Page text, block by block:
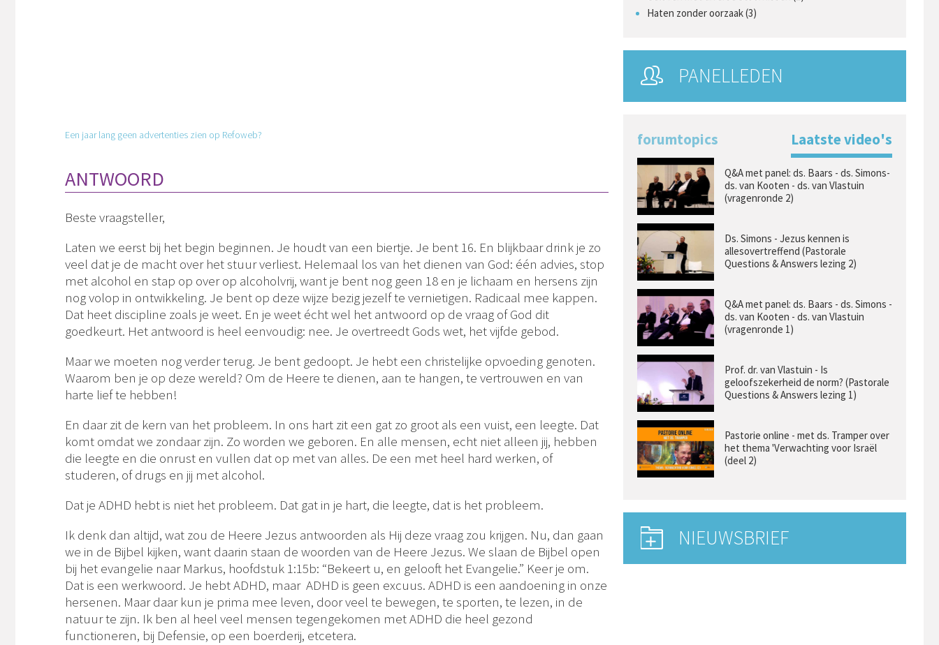
Een jaar lang geen advertenties zien op Refoweb?
ANTWOORD
Beste vraagsteller,
Laten we eerst bij het begin beginnen. Je houdt van een biertje. Je bent 16. En blijkbaar drink je zo
veel dat je de macht over het stuur verliest. Helemaal los van het dienen van God: één advies, stop
met alcohol en stap op over op alcoholvrij, want je bent nog geen 18 en je lichaam en hersens zijn
nog volop in ontwikkeling. Je bent op deze wijze bezig jezelf te vernietigen. Radicaal mee kappen.
Dat heet discipline zoals je weet. En je weet écht wel het antwoord op de vraag of God dit
goedkeurt. Het antwoord is heel eenvoudig: nee. Je overtreedt Gods wet, het vijfde gebod.
Maar we moeten nog verder terug. Je bent gedoopt. Je hebt een christelijke opvoeding genoten.
Waarom ben je op deze wereld? Om de Heere te dienen, aan te hangen, te vertrouwen en van
harte lief te hebben!
En daar zit de kern van het probleem. In ons hart zit een gat zo groot als een vuist, een leegte. Dat
komt omdat we zondaar zijn. Zo worden we geboren. En alle mensen, echt niet alleen jij, hebben
die leegte en die onrust en vullen dat op met van alles. De een met heel hard werken, of
studeren, of drugs en jij met alcohol.
Dat je ADHD hebt is niet het probleem. Dat gat in je hart, die leegte, dat is het probleem.
Ik denk dan altijd, wat zou de Heere Jezus antwoorden als Hij deze vraag zou krijgen. Nu, dan gaan
we in de Bijbel kijken, want daarin staan de woorden van de Heere Jezus. We slaan de Bijbel open
bij het evangelie naar Markus, hoofdstuk 1:15b: “Bekeert u, en gelooft het Evangelie.” Keer je om.
Dat is een werkwoord. Je hebt ADHD, maar ADHD is geen excuus. ADHD is een aandoening in onze
hersenen. Maar daar kun je prima mee leven, door veel te bewegen, te sporten, te lezen, in de
natuur te zijn. Ik ben al heel veel mensen tegengekomen met ADHD die heel gezond
functioneren, bij Defensie, op een boerderij, etcetera.
Haten zonder oorzaak (3)
PANELLEDEN
forumtopics Laatste video's
Q&A met panel: ds. Baars - ds. Simons-
ds. van Kooten - ds. van Vlastuin
(vragenronde 2)
Ds. Simons - Jezus kennen is
allesovertreffend (Pastorale
Questions & Answers lezing 2)
Q&A met panel: ds. Baars - ds. Simons -
ds. van Kooten - ds. van Vlastuin
(vragenronde 1)
Prof. dr. van Vlastuin - Is
geloofszekerheid de norm? (Pastorale
Questions & Answers lezing 1)
Pastorie online - met ds. Tramper over
het thema 'Verwachting voor Israël
(deel 2)
NIEUWSBRIEF